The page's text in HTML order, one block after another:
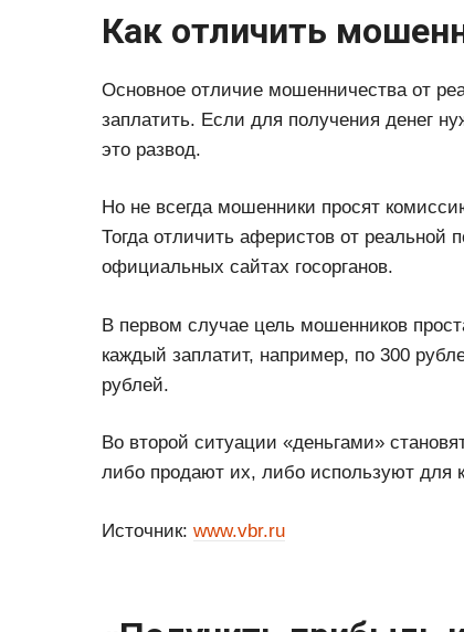
Как отличить
Основное отличие мошенничества от
заплатить. Если для получения денег
это развод.
Но не всегда мошенники просят
Тогда отличить аферистов от
официальных сайтах госорганов.
В первом случае цель мошенников
каждый заплатит, например, по 300
рублей.
Во второй ситуации «деньгами»
либо продают их, либо используют для
Источник: www.vbr.ru